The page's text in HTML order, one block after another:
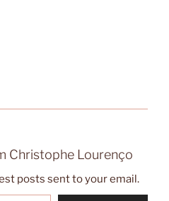
Christophe Lourenço
posts sent to your email.